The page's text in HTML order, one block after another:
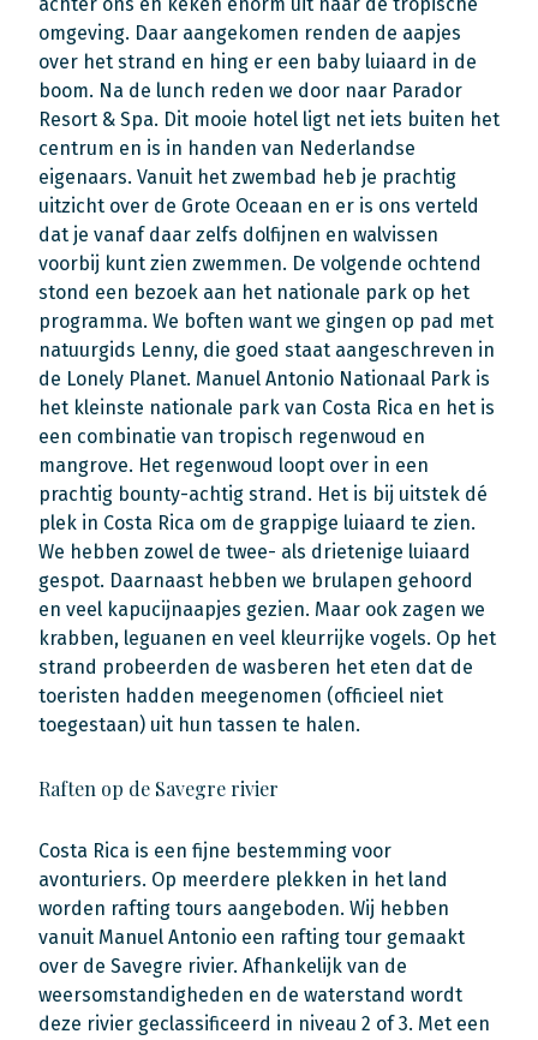
omgeving. Daar aangekomen renden de aapjes
over het strand en hing er een baby luiaard in de
boom. Na de lunch reden we door naar Parador
Resort & Spa. Dit mooie hotel ligt net iets buiten het
centrum en is in handen van Nederlandse
eigenaars. Vanuit het zwembad heb je prachtig
uitzicht over de Grote Oceaan en er is ons verteld
dat je vanaf daar zelfs dolfijnen en walvissen
voorbij kunt zien zwemmen. De volgende ochtend
stond een bezoek aan het nationale park op het
programma. We boften want we gingen op pad met
natuurgids Lenny, die goed staat aangeschreven in
de Lonely Planet. Manuel Antonio Nationaal Park is
het kleinste nationale park van Costa Rica en het is
een combinatie van tropisch regenwoud en
mangrove. Het regenwoud loopt over in een
prachtig bounty-achtig strand. Het is bij uitstek dé
plek in Costa Rica om de grappige luiaard te zien.
We hebben zowel de twee- als drietenige luiaard
gespot. Daarnaast hebben we brulapen gehoord
en veel kapucijnaapjes gezien. Maar ook zagen we
krabben, leguanen en veel kleurrijke vogels. Op het
strand probeerden de wasberen het eten dat de
toeristen hadden meegenomen (officieel niet
toegestaan) uit hun tassen te halen.
Raften op de Savegre rivier
Costa Rica is een fijne bestemming voor
avonturiers. Op meerdere plekken in het land
worden rafting tours aangeboden. Wij hebben
vanuit Manuel Antonio een rafting tour gemaakt
over de Savegre rivier. Afhankelijk van de
weersomstandigheden en de waterstand wordt
deze rivier geclassificeerd in niveau 2 of 3. Met een